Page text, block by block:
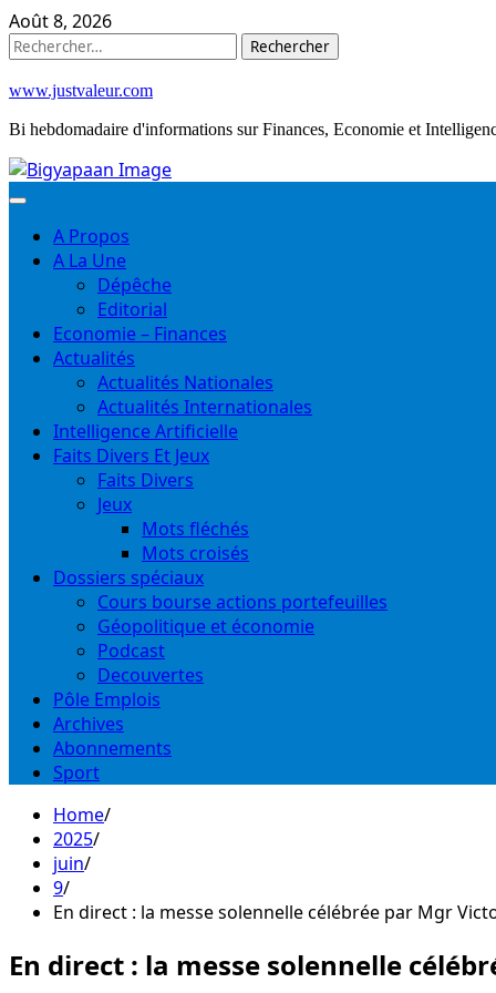
Skip
to
Août 8, 2026
Rechercher :
www.justvaleur.com
Bi hebdomadaire d'informations sur Finances, Economie et
A Propos
A La Une
Dépêche
Editorial
Economie – Finances
Actualités
Actualités Nationales
Actualités Internationales
Intelligence Artificielle
Faits Divers Et Jeux
Faits Divers
Jeux
Mots fléchés
Mots croisés
Dossiers spéciaux
Cours bourse actions portefeuilles
Géopolitique et économie
Podcast
Decouvertes
Pôle Emplois
Archives
Abonnements
Sport
Home
2025
juin
9
En direct : la messe solennelle célébrée par Mgr
En direct : la messe solennelle